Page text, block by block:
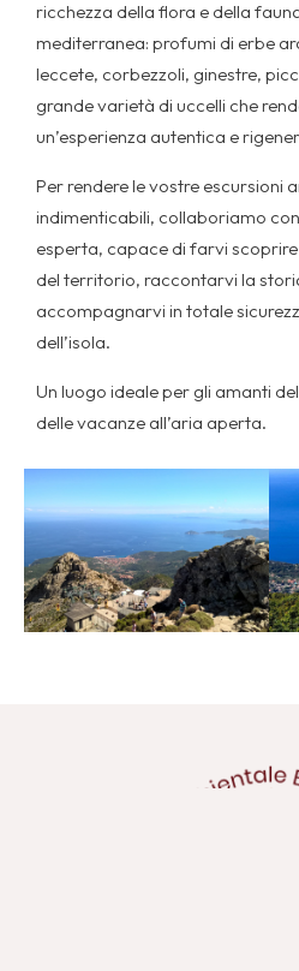
ricchezza della flora e della
mediterranea: profumi di erbe
leccete, corbezzoli, ginestre,
grande varietà di uccelli che
un’esperienza autentica e
Per rendere le vostre escursioni
indimenticabili, collaboriamo
esperta, capace di farvi
del territorio, raccontarvi la
accompagnarvi in totale
dell’isola.
Un luogo ideale per gli amanti
delle vacanze all’aria aperta.